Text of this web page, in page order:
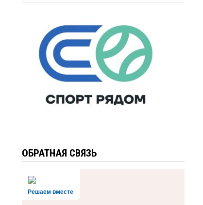
ОБРАТНАЯ СВЯЗЬ
Решаем вместе